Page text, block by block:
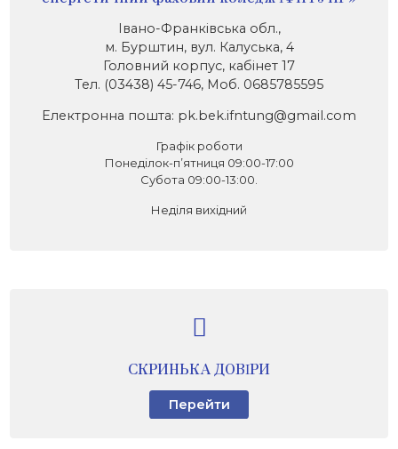
Івано-Франківська обл.,
м. Бурштин, вул. Калуська, 4
Головний корпус, кабінет 17
Тел. (03438) 45-746, Моб. 0685785595
Електронна пошта: pk.bek.ifntung@gmail.com
Графік роботи
Понеділок-п’ятниця 09:00-17:00
Субота 09:00-13:00.
Неділя вихідний
СКРИНЬКА ДОВІРИ
Перейти